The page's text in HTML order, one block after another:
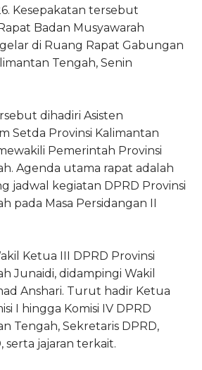
Kesepakatan tersebut
Badan Musyawarah
di Ruang Rapat Gabungan
Tengah, Senin
dihadiri Asisten
Setda Provinsi Kalimantan
Pemerintah Provinsi
Agenda utama rapat adalah
jadwal kegiatan DPRD Provinsi
pada Masa Persidangan II
Ketua III DPRD Provinsi
Junaidi, didampingi Wakil
Anshari. Turut hadir Ketua
I hingga Komisi IV DPRD
Tengah, Sekretaris DPRD,
serta jajaran terkait.